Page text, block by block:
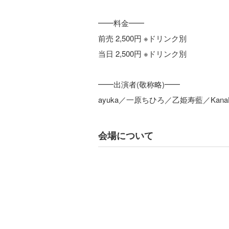
━━料金━━
前売 2,500円 ※ドリンク別
当日 2,500円 ※ドリンク別
━━出演者(敬称略)━━
ayuka／一原ちひろ／乙姫寿藍／
会場について